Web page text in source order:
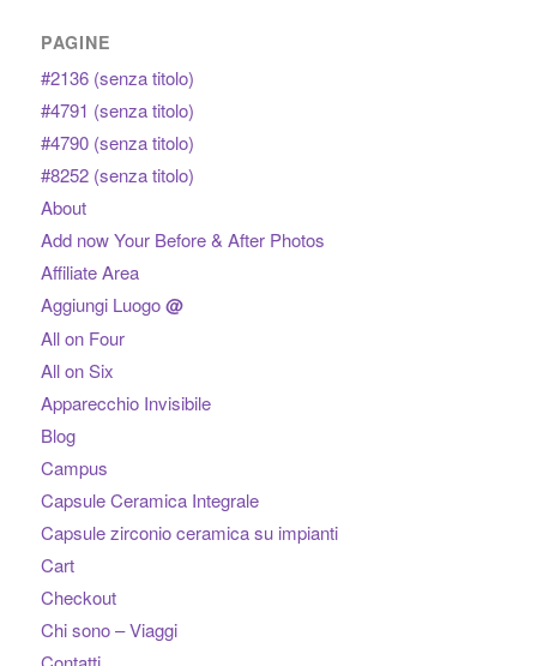
PAGINE
#2136 (senza titolo)
#4791 (senza titolo)
#4790 (senza titolo)
#8252 (senza titolo)
About
Add now Your Before & After Photos
Affiliate Area
Aggiungi Luogo@
All on Four
All on Six
Apparecchio Invisibile
Blog
Campus
Capsule Ceramica Integrale
Capsule zirconio ceramica su impianti
Cart
Checkout
Chi sono – Viaggi